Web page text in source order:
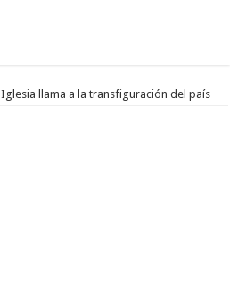
Iglesia llama a la transfiguración del país